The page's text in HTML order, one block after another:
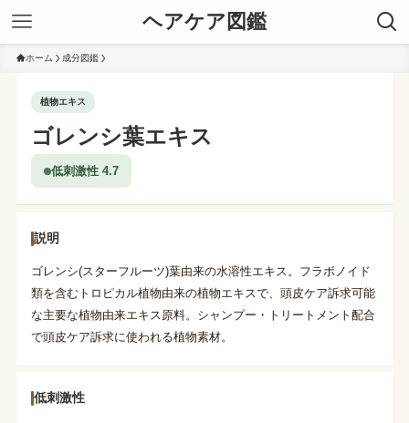
ヘアケア図鑑
ホーム 成分図鑑
植物エキス
ゴレンシ葉エキス
低刺激性 4.7
説明
ゴレンシ(スターフルーツ)葉由来の水溶性エキス。フラボノイド
類を含むトロピカル植物由来の植物エキスで、頭皮ケア訴求可能
な主要な植物由来エキス原料。シャンプー・トリートメント配合
で頭皮ケア訴求に使われる植物素材。
低刺激性